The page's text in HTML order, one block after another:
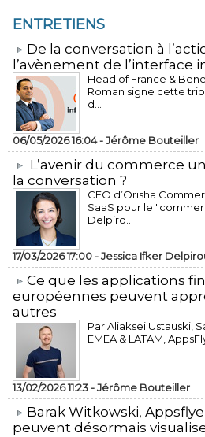
ENTRETIENS
​De la conversation à
l’avènement de l’interface
Head of France &
Roman signe cette
d...
06/05/2026 16:04 -Jérôme Bouteiller
L’avenir du commerce
la conversation ?
CEO d’Orisha
SaaS pour le
Delpiro...
17/03/2026 17:00 -Jessica Ifker
​Ce que les applications
européennes peuvent
autres
Par Aliaksei Ustauski,
EMEA & LATAM,
13/02/2026 11:23 -Jérôme Bouteiller
​Barak Witkowski,
peuvent désormais